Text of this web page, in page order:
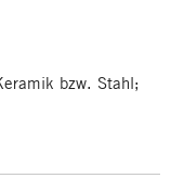
bzw. Stahl;